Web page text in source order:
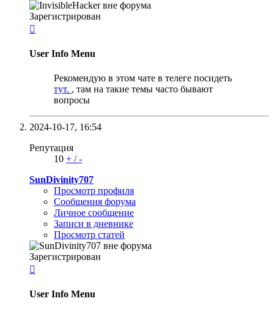
Зарегистрирован

User Info Menu
Рекомендую в этом чате в телеге посидеть
тут. , там на такие темы часто бывают
вопросы
2024-10-17, 16:54
Репутация
10 + /-
SunDivinity707
Просмотр профиля
Сообщения форума
Личное сообщение
Записи в дневнике
Просмотр статей
Зарегистрирован

User Info Menu